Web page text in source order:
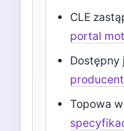
CLE
portal
Dostępny
producent
Topowa